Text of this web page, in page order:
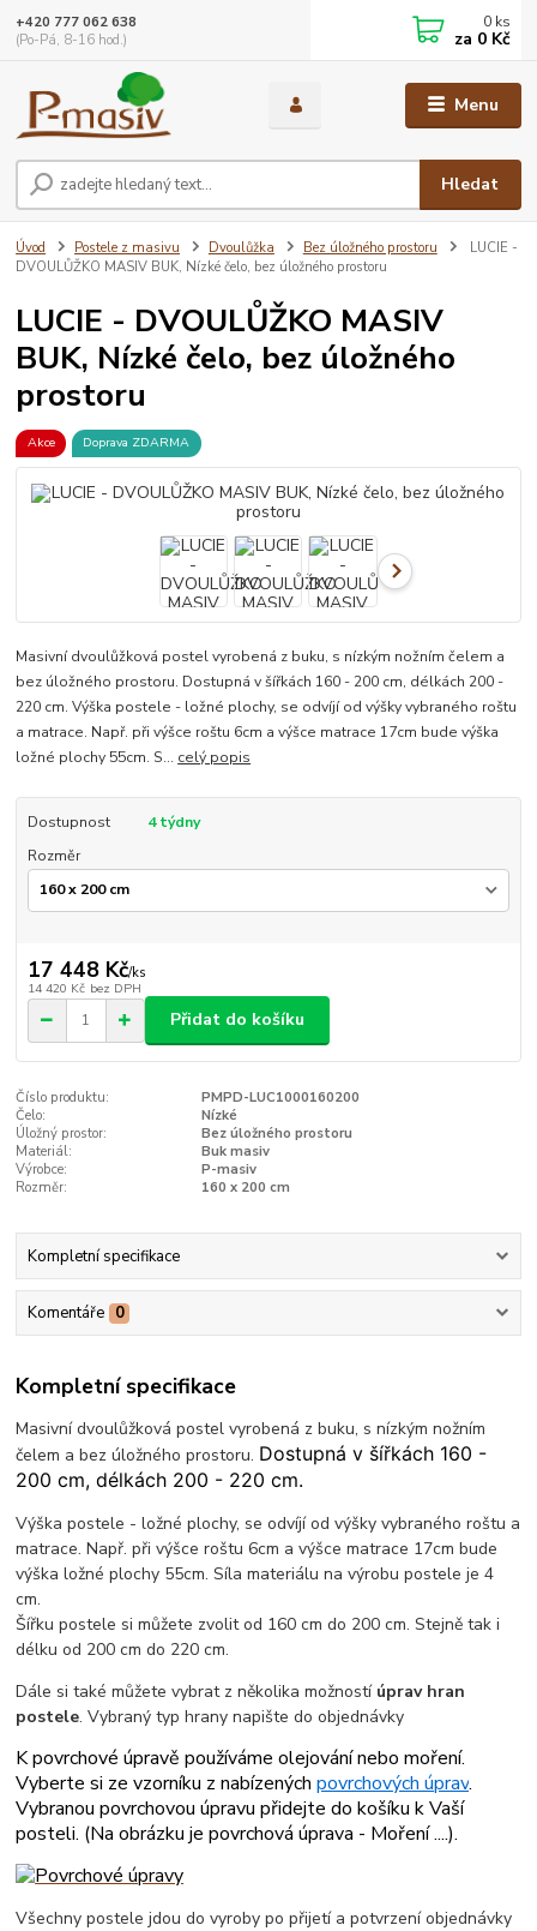
Menu
Hledat
+420 777 062 638
(Po-Pá, 8-16 hod.)
0 ks
za 0 Kč
Úvod Postele z masivu Dvoulůžka Bez úložného prostoru
LUCIE -
DVOULŮŽKO MASIV BUK, Nízké čelo, bez úložného prostoru
LUCIE - DVOULŮŽKO MASIV
BUK, Nízké čelo, bez úložného
prostoru
Akce Doprava ZDARMA
Masivní dvoulůžková postel vyrobená z buku, s nízkým nožním čelem a
bez úložného prostoru. Dostupná v šířkách 160 - 200 cm, délkách 200 -
220 cm. Výška postele - ložné plochy, se odvíjí od výšky vybraného roštu
a matrace. Např. při výšce roštu 6cm a výšce matrace 17cm bude výška
ložné plochy 55cm. S... celý popis
Dostupnost
4 týdny
Rozměr
17 448 Kč/ks
14 420 Kč bez DPH
Přidat do košíku
Číslo produktu:
PMPD-LUC1000160200
Čelo:
Nízké
Úložný prostor:
Bez úložného prostoru
Materiál:
Buk masiv
Výrobce:
P-masiv
Rozměr:
160 x 200 cm
Kompletní specifikace
Komentáře 0
Kompletní specifikace
Masivní dvoulůžková postel vyrobená z buku, s nízkým nožním
čelem a bez úložného prostoru. Dostupná v šířkách 160 -
200 cm, délkách 200 - 220 cm.
Výška postele - ložné plochy, se odvíjí od výšky vybraného roštu a
matrace. Např. při výšce roštu 6cm a výšce matrace 17cm bude
výška ložné plochy 55cm. Síla materiálu na výrobu postele je 4
cm.
Šířku postele si můžete zvolit od 160 cm do 200 cm. Stejně tak i
délku od 200 cm do 220 cm.
Dále si také můžete vybrat z několika možností úprav hran
postele. Vybraný typ hrany napište do objednávky
K povrchové úpravě používáme olejování nebo moření.
Vyberte si ze vzorníku z nabízenýchpovrchových úprav.
Vybranou povrchovou úpravu přidejte do košíku k Vaší
posteli. (Na obrázku je povrchová úprava - Moření ....).
Všechny postele jdou do vyroby po přijetí a potvrzení objednávky